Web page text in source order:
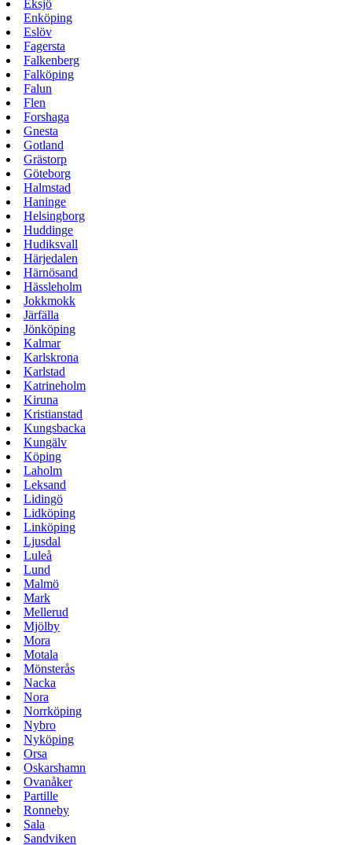
Eksjö
Enköping
Eslöv
Fagersta
Falkenberg
Falköping
Falun
Flen
Forshaga
Gnesta
Gotland
Grästorp
Göteborg
Halmstad
Haninge
Helsingborg
Huddinge
Hudiksvall
Härjedalen
Härnösand
Hässleholm
Jokkmokk
Järfälla
Jönköping
Kalmar
Karlskrona
Karlstad
Katrineholm
Kiruna
Kristianstad
Kungsbacka
Kungälv
Köping
Laholm
Leksand
Lidingö
Lidköping
Linköping
Ljusdal
Luleå
Lund
Malmö
Mark
Mellerud
Mjölby
Mora
Motala
Mönsterås
Nacka
Nora
Norrköping
Nybro
Nyköping
Orsa
Oskarshamn
Ovanåker
Partille
Ronneby
Sala
Sandviken